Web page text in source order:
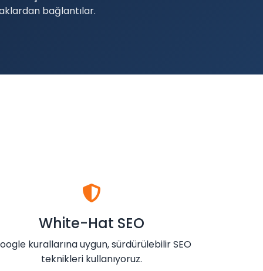
bağlantılar.
White-Hat SEO
kurallarına uygun, sürdürülebilir SEO
teknikleri kullanıyoruz.